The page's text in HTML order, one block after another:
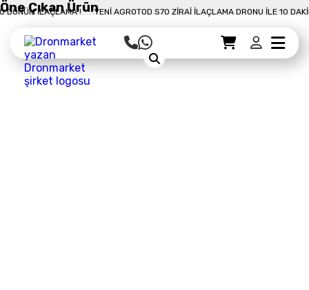
İLAÇLAMA ! YENI AGROTOD S70 ZIRAI İLAÇLAMA DRONU İLE 10 DAKIKADA
Sepet
Sepet Detayı Ödemeye Geç
Öne Çıkan Ürün